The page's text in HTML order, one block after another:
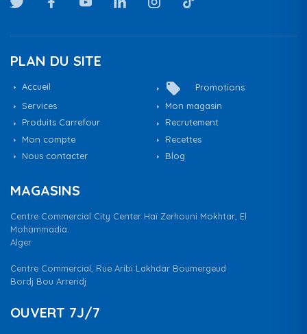
PLAN DU SITE
Accueil local_offer
Promotions
Services
Mon magasin
Produits Carrefour
Recrutement
Mon compte
Recettes
Nous contacter
Blog
MAGASINS
Centre Commercial City Center Haï Zerhouni Mokhtar, El
Mohammadia.
Alger
Centre Commercial, Rue Aribi Lakhdar Boumergeud
Bordj Bou Arreridj
OUVERT 7J/7